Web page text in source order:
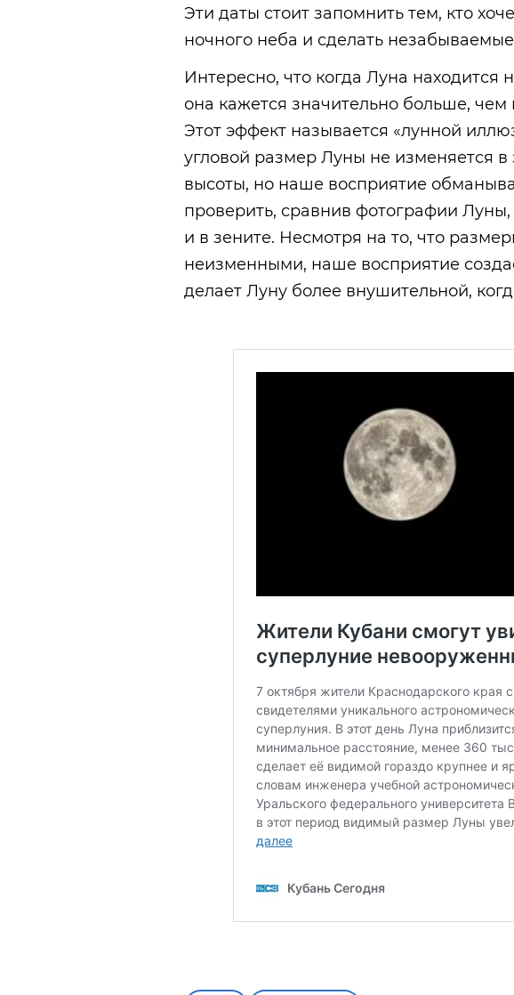
Эти даты стоит запомнить тем, кто
ночного неба и сделать
Интересно, что когда Луна находится
она кажется значительно больше, чем
Этот эффект называется «лунной
угловой размер Луны не изменяется в
высоты, но наше восприятие
проверить, сравнив фотографии
и в зените. Несмотря на то, что
неизменными, наше восприятие
делает Луну более внушительной,